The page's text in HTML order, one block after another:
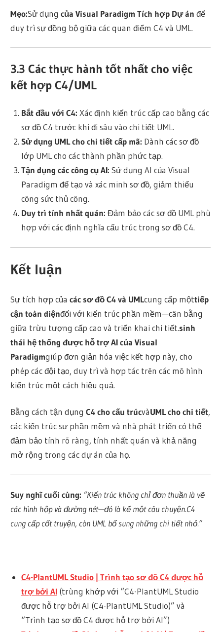
Mẹo:Sử dụngcủa Visual ParadigmTích hợp Dự án để
duy trì sự đồng bộ giữa các quan điểm C4 và UML.
3.3Các thực hành tốt nhất cho việc
kết hợp C4/UML
Bắt đầu với C4: Xác định kiến trúc cấp cao bằng các
sơ đồ C4 trước khi đi sâu vào chi tiết UML.
Sử dụng UML cho chi tiết cấp mã: Dành các sơ đồ
lớp UML cho các thành phần phức tạp.
Tận dụng các công cụ AI: Sử dụng AI của Visual
Paradigm để tạo và xác minh sơ đồ, giảm thiểu
công sức thủ công.
Duy trì tính nhất quán: Đảm bảo các sơ đồ UML phù
hợp với các định nghĩa cấu trúc trong sơ đồ C4.
Kết luận
Sự tích hợp củacác sơ đồ C4 và UMLcung cấp mộttiếp
cận toàn diệnđối với kiến trúc phần mềm—cân bằng
giữa trừu tượng cấp cao và triển khai chi tiết.sinh
thái hệ thống được hỗ trợ AI của Visual
Paradigmgiúp đơn giản hóa việc kết hợp này, cho
phép các đội tạo, duy trì và hợp tác trên các mô hình
kiến trúc một cách hiệu quả.
Bằng cách tận dụngC4 cho cấu trúcvàUML cho chi tiết,
các kiến trúc sư phần mềm và nhà phát triển có thể
đảm bảo tính rõ ràng, tính nhất quán và khả năng
mở rộng trong các dự án của họ.
Suy nghĩ cuối cùng: “Kiến trúc không chỉ đơn thuần là vẽ
các hình hộp và đường nét—đó là kể một câu chuyện.C4
cung cấp cốt truyện, còn UML bổ sung những chi tiết nhỏ.”
C4-PlantUML Studio | Trình tạo sơ đồ C4 được hỗ
trợ bởi AI(trùng khớp với “C4-PlantUML Studio
được hỗ trợ bởi AI (C4-PlantUML Studio)” và
“Trình tạo sơ đồ C4 được hỗ trợ bởi AI”)